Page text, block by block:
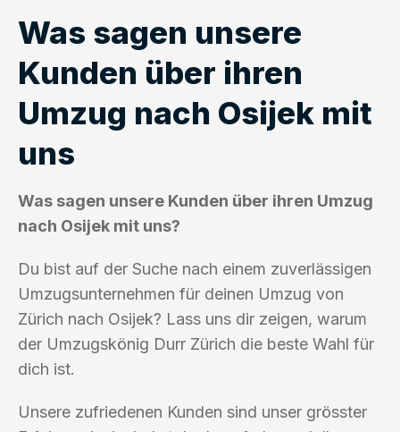
Was sagen unsere
Kunden über ihren
Umzug nach Osijek mit
uns
Was sagen unsere Kunden über ihren Umzug
nach Osijek mit uns?
Du bist auf der Suche nach einem zuverlässigen
Umzugsunternehmen für deinen Umzug von
Zürich nach Osijek? Lass uns dir zeigen, warum
der Umzugskönig Durr Zürich die beste Wahl für
dich ist.
Unsere zufriedenen Kunden sind unser grösster